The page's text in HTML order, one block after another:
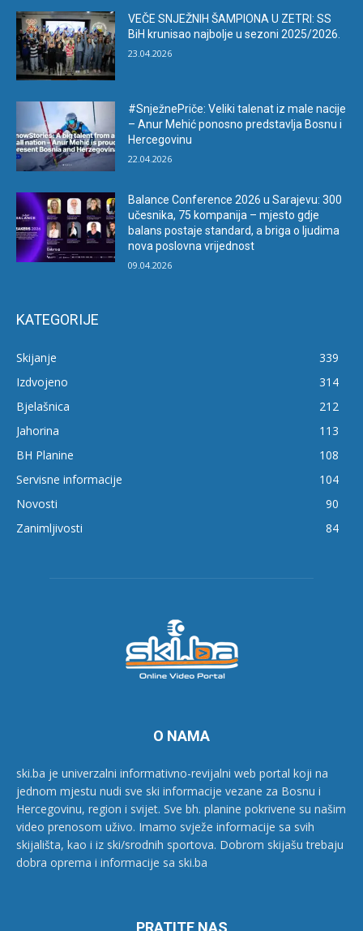
VEČE SNJEŽNIH ŠAMPIONA U ZETRI: SS
BiH krunisao najbolje u sezoni 2025/2026.
23.04.2026
#SnježnePriče: Veliki talenat iz male nacije
– Anur Mehić ponosno predstavlja Bosnu i
Hercegovinu
22.04.2026
Balance Conference 2026 u Sarajevu: 300
učesnika, 75 kompanija – mjesto gdje
balans postaje standard, a briga o ljudima
nova poslovna vrijednost
09.04.2026
KATEGORIJE
Skijanje
339
Izdvojeno
314
Bjelašnica
212
Jahorina
113
BH Planine
108
Servisne informacije
104
Novosti
90
Zanimljivosti
84
O NAMA
ski.ba je univerzalni informativno-revijalni web portal koji na
jednom mjestu nudi sve ski informacije vezane za Bosnu i
Hercegovinu, region i svijet. Sve bh. planine pokrivene su našim
video prenosom uživo. Imamo svježe informacije sa svih
skijališta, kao i iz ski/srodnih sportova. Dobrom skijašu trebaju
dobra oprema i informacije sa ski.ba
PRATITE NAS